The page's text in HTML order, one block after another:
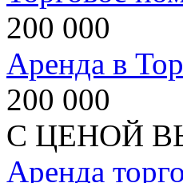
200 000
Аренда в
200 000
С ЦЕНОЙ
Аренда